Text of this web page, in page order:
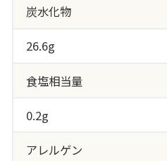
炭水化物
26.6g
食塩相当量
0.2g
アレルゲン